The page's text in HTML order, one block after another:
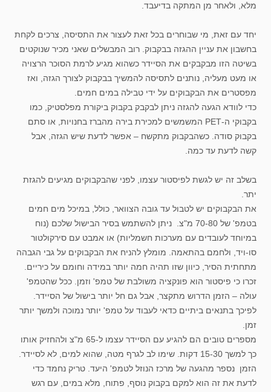
מלא, ולאחר מן המתקה בדיעבד.
יחד עם זאת, מי שבוחרים בכל זאת לעצור את התסיסה, צרכים לקחת
בחשבון את עניין ההגזה בבקבוק. רוב המבשלים שאני מכיר שנוקטים
בשיטה הזו מבקבקים את הסיידר כשהוא מגיע לרמת הסוכר הרצויה
או מעט מעליה, נותנים לתסיסה להמשיך בבקבוק לצורך הגזה, ואז
מפסטרים את הבקבוקים על ידי טבילה במים חמים.
כדי לוודא הגעה להגזה ניתן לבקבק בקבוק ביקורת מפלסטיק, כמו
בקבוקי ה-PET המשמשים למכירת בירה מהברז בחנויות, או סתם
בקבוק סודה. כשהבקבוק מתקשח – אפשר לדעת שיש הגזה, אבל
קשה לדעת עד כמה.
בשלב זה יש לגשת לפיסטור עצמו, לפני שהבקבוקים מגיעים להגזת
יתר.
את הבקבוקים יש לטבול עד גובה הצוואר, כולל, במיכל מים חמים
בטמפ' של 70-80 מ"צ. ניתן להשתמש בסיר הבישול שלכם (נוח
במיוחד לעובדים עם מערכות חשמליות) או אמבט עם סירקולטור
סו-ויד, ולחמם בהתאמה. מומלץ להניח את הבקבוקים על גבי הגבהה
מתחתית הסיר, כיוון שזו תהיה חמה יותר במידה וחומם על כיריים.
זכרו כי פיסטור הוא פונקציה משולבת של טמפ' וזמן. ככל שהטמפ'
עולה – הזמן הדרוש מתקצר, אבל גם חל יותר בישול של הסיידר.
לפיכך בתנאים ביתיים כדאי לעבוד על טמפ' יותר נמוכה ולמשך יותר
זמן.
מספרים טובים הם להגיע עם הסיידר עצמו ל-65 מ"צ ולהחזיק אותו
כך למשך 15-30 דקות. שימו לב לגרף מטה, שהוא למים, לא לסיידר.
הזמן נספר מהגעה של מרכז הנוזל לטמפ' היעד. טריק נחמד כדי
לדעת את זה הוא למקם בקבוק נוסף, פתוח, מלא במים, עם רגש